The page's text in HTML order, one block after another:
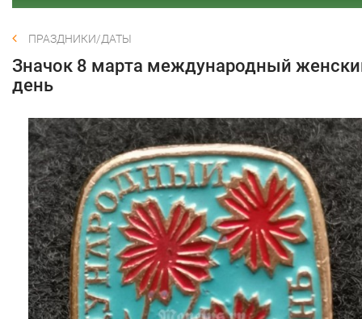
ПРАЗДНИКИ/ДАТЫ
Значок 8 марта международный
день